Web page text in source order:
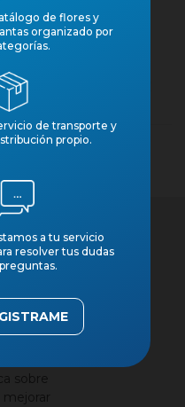
M14 PENJAR
para
sobre
mejorar
×
de flores y
organizado por
de transporte y
propio.
a tu servicio
resolver tus dudas